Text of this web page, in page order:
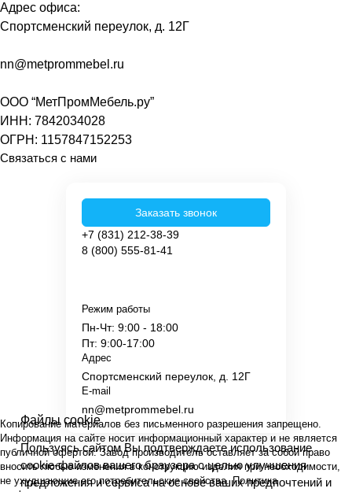
Адрес офиса:
Спортсменский переулок, д. 12Г
nn@metprommebel.ru
ООО “МетПромМебель.ру”
ИНН: 7842034028
ОГРН: 1157847152253
Связаться с нами
8 (800) 555-81-41
+7 (831) 212-38-39
Заказать звонок
E-mail
nn@metprommebel.ru
Адрес
Спортсменский переулок, д. 12Г
Режим работы
Пн-Чт: 9:00 - 18:00
Пт: 9:00-17:00
Копирование материалов без письменного разрешения запрещено.
Информация на сайте носит информационный характер и не является
публичной офертой. Завод производитель оставляет за собой право
вносить любые изменения в конструкцию изделия при необходимости,
не ухудшающие его потребительские свойства.Политика
Файлы cookie
Пользуясь сайтом Вы подтверждаете использование
cookie-файлов вашего браузера с целью улучшения
предложения и сервиса на основе ваших предпочтений и